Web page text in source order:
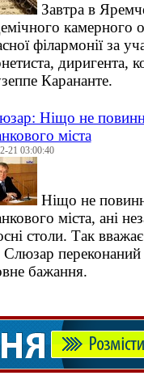
Завтра в
камерного
філармонії за
диригента,
Карананте.
Ніщо не
міста
21 03:00:40
Ніщо не
міста, ані
столи. Так
Слюзар переконаний
бажання.